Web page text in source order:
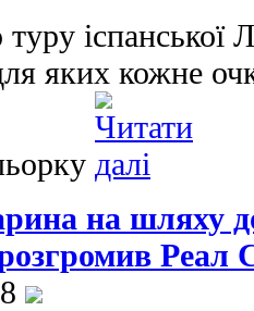
іспанської
яких кожне
на шляху
Реал